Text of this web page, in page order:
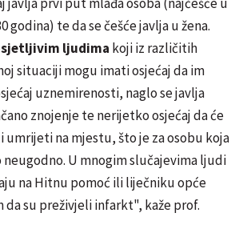
godina) te da se češće javlja u žena.
ljudima koji iz različitih
situaciji mogu imati osjećaj da im
uznemirenosti, naglo se javlja
znojenje te nerijetko osjećaj da će
na mjestu, što je za osobu koja
U mnogim slučajevima ljudi
na Hitnu pomoć ili liječniku opće
da su preživjeli infarkt", kaže prof.